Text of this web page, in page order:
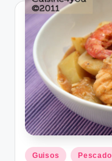
4
o
u
Publicado
Guisos Pescado